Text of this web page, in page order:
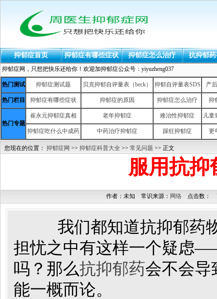
抑郁症首页 抑郁症有哪些症状 抑郁症怎么治疗 抗抑郁
抑郁症网，只想把快乐还给你！欢迎加抑郁症公众号：yiyuzheng037
热门测试 抑郁症测试题 贝克抑郁自评量表（beck） 抑郁自评量表SDS 产
热门栏目 抑郁症有哪些症状 抑郁症的原因 抑郁症怎么治疗 抑
热门专题
崔永元抑郁症真相 老年抑郁症 难治性抑郁症 儿童
抑郁症吃什么中成药 中药治疗抑郁症 躁狂抑郁症 更
您现在的位置： 抑郁症网 >> 抑郁症科普大全 >> 常见问题 >> 正文
服用抗抑
作者：未知 常识来源： 网络点击数：
我们都知道抗抑郁药
担忧之中有这样一个疑虑
吗？那么抗抑郁药会不会导
能一概而论。